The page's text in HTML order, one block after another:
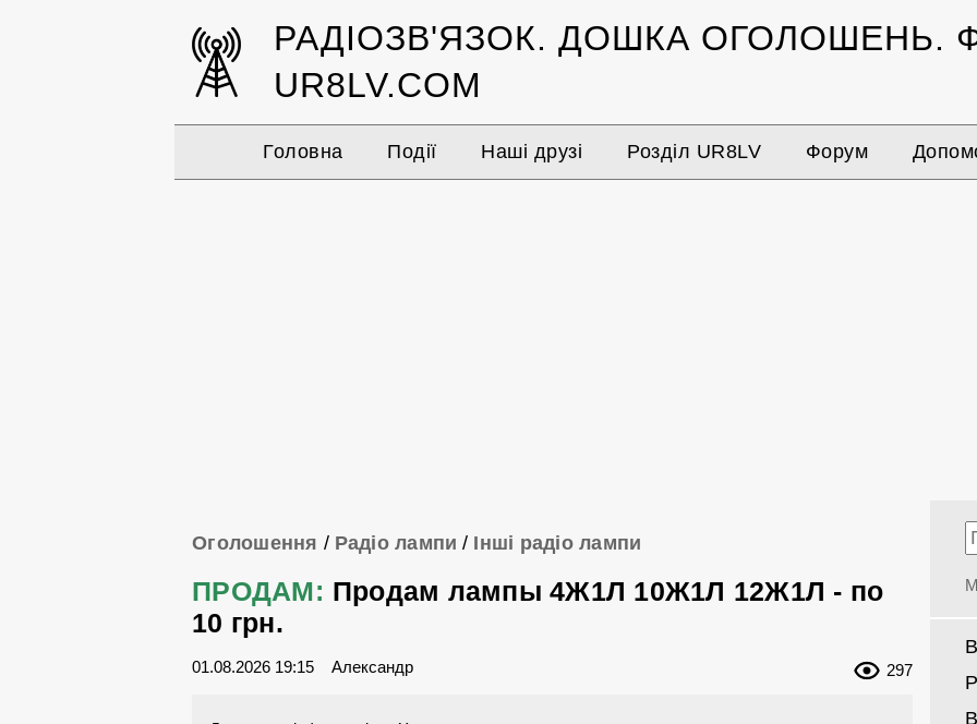
РАДІОЗВ'ЯЗОК. ДОШКА ОГОЛОШЕНЬ.
UR8LV.COM
Головна Події Наші друзі Розділ UR8LV Форум
Оголошення / Радіо лампи / Інші радіо лампи
ПРОДАМ: Продам лампы 4Ж1Л 10Ж1Л 12Ж1Л - по
10 грн.
01.08.2026 19:15 Александр 297